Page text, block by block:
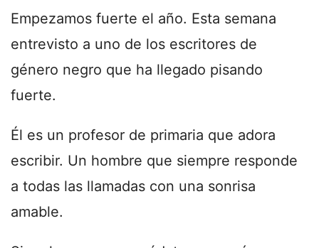
Empezamos fuerte el año. Esta semana
entrevisto a uno de los escritores de
género negro que ha llegado pisando
fuerte.
Él es un profesor de primaria que adora
escribir. Un hombre que siempre responde
a todas las llamadas con una sonrisa
amable.